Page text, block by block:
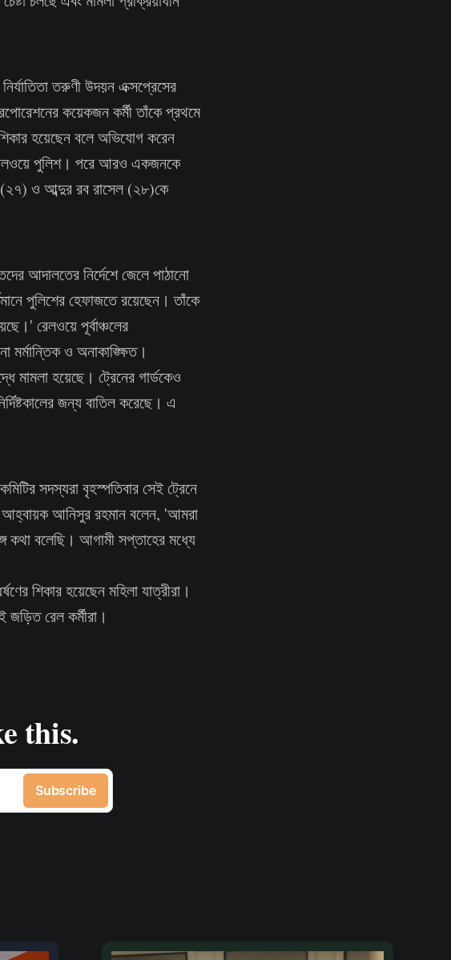
তরুণী উদয়ন এক্সপ্রেসের
কয়েকজন কর্মী তাঁকে প্রথমে
হয়েছেন বলে অভিযোগ করেন
পুলিশ। পরে আরও একজনকে
(২৭) ও আব্দুর রব রাসেল (২৮)কে
আদালতের নির্দেশে জেলে পাঠানো
পুলিশের হেফাজতে রয়েছেন। তাঁকে
রেলওয়ে পূর্বাঞ্চলের
মর্মান্তিক ও অনাকাঙ্ক্ষিত।
মামলা হয়েছে। ট্রেনের গার্ডকেও
জন্য বাতিল করেছে। এ
সদস্যরা বৃহস্পতিবার সেই ট্রেনে
আহ্বায়ক আনিসুর রহমান বলেন, 'আমরা
কথা বলেছি। আগামী সপ্তাহের মধ্যে
শিকার হয়েছেন মহিলা যাত্রীরা।
রেল কর্মীরা।
this.
Subscribe